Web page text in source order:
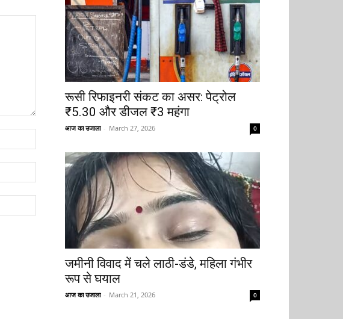
रूसी रिफाइनरी संकट का असर: पेट्रोल
₹5.30 और डीजल ₹3 महंगा
आज का उजाला - March 27, 2026 0
जमीनी विवाद में चले लाठी-डंडे, महिला गंभीर
रूप से घयाल
आज का उजाला - March 21, 2026 0